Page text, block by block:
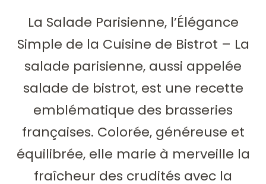
La Salade Parisienne, l’Élégance
Simple de la Cuisine de Bistrot – La
salade parisienne, aussi appelée
salade de bistrot, est une recette
emblématique des brasseries
françaises. Colorée, généreuse et
équilibrée, elle marie à merveille la
fraîcheur des crudités avec la